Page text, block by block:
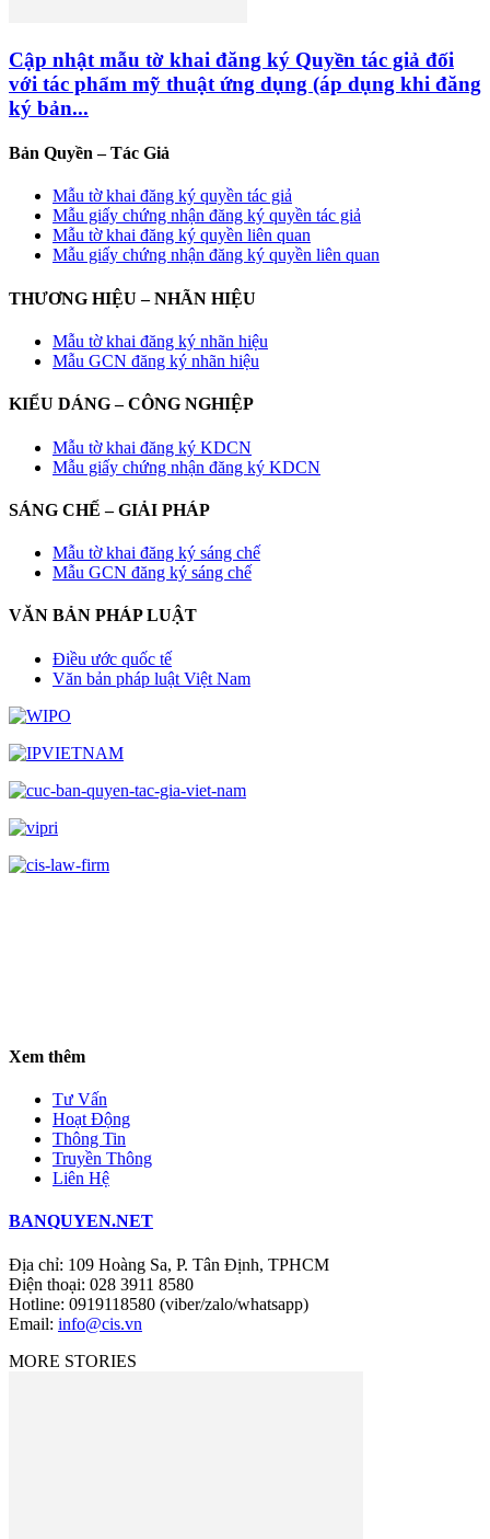
Cập nhật mẫu tờ khai đăng ký Quyền tác giả đối
với tác phẩm mỹ thuật ứng dụng (áp dụng khi đăng
ký bản...
Bản Quyền – Tác Giả
Mẫu tờ khai đăng ký quyền tác giả
Mẫu giấy chứng nhận đăng ký quyền tác giả
Mẫu tờ khai đăng ký quyền liên quan
Mẫu giấy chứng nhận đăng ký quyền liên quan
THƯƠNG HIỆU – NHÃN HIỆU
Mẫu tờ khai đăng ký nhãn hiệu
Mẫu GCN đăng ký nhãn hiệu
KIỂU DÁNG – CÔNG NGHIỆP
Mẫu tờ khai đăng ký KDCN
Mẫu giấy chứng nhận đăng ký KDCN
SÁNG CHẾ – GIẢI PHÁP
Mẫu tờ khai đăng ký sáng chế
Mẫu GCN đăng ký sáng chế
VĂN BẢN PHÁP LUẬT
Điều ước quốc tế
Văn bản pháp luật Việt Nam
Xem thêm
Tư Vấn
Hoạt Động
Thông Tin
Truyền Thông
Liên Hệ
BANQUYEN.NET
Địa chỉ: 109 Hoàng Sa, P. Tân Định, TPHCM
Điện thoại: 028 3911 8580
Hotline: 0919118580 (viber/zalo/whatsapp)
Email: info@cis.vn
MORE STORIES